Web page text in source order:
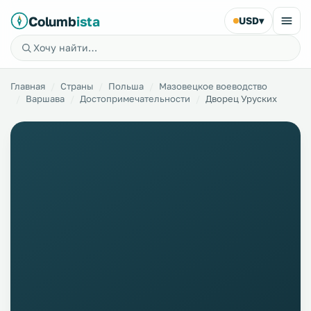
Columbista USD▾
Главная Страны Польша
Мазовецкое воеводство
Варшава
Достопримечательности Дворец Уруских